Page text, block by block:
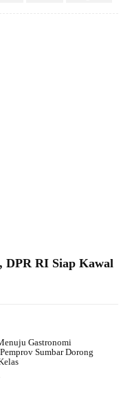
DPR RI Siap Kawal
Gastronomi
Sumbar Dorong